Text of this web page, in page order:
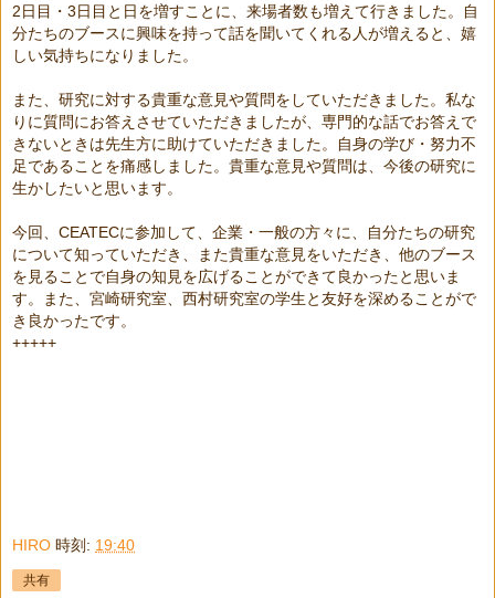
2日目・ 3日目と日を増すことに、来場者数も増えて行きました。自
分たちのブースに興味を持って話を聞いてくれる人が増えると、嬉
しい気持ちになりました。
また、研究に対する貴重な意見や質問をしていただきました。私な
りに質問にお答えさせていただきましたが、専門的な話でお答えで
きないときは先生方に助けていただきました。自身の学び・努力不
足であることを痛感しました。貴重な意見や質問は、今後の研究に
生かしたいと思います。
今回、 CEATECに参加して、企業・一般の方々に、自分たちの研究
について知っていただき、また貴重な意見をいただき、他のブース
を見ることで自身の知見を広げることができて良かったと思いま
す。また、宮崎研究室、西村研究室の学生と友好を深めることがで
き良かったです。
+++++
HIRO 時刻: 19:40
共有